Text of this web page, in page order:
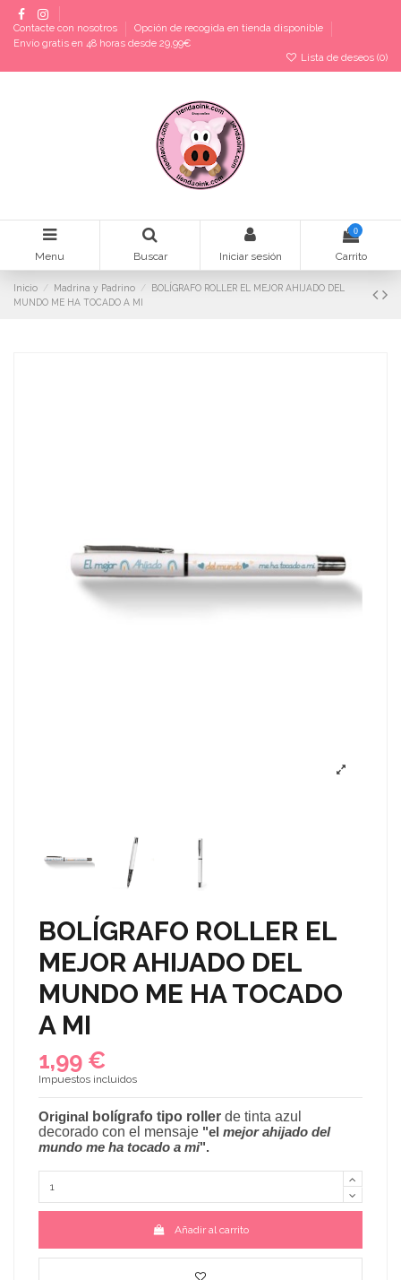
Contacte con nosotros
Opción de recogida en tienda disponible
Envío gratis en 48 horas desde 29,99€
Lista de deseos (0)
Menu Buscar Iniciar sesión
0
Carrito
Inicio Madrina y Padrino
BOLÍGRAFO ROLLER EL MEJOR AHIJADO DEL
MUNDO ME HA TOCADO A MI
BOLÍGRAFO ROLLER EL
MEJOR AHIJADO DEL
MUNDO ME HA TOCADO
A MI
1,99 €
Impuestos incluidos
Original bolígrafo tipo roller de tinta azul
decorado con el mensaje "el mejor ahijado del
mundo me ha tocado a mi".
Añadir al carrito